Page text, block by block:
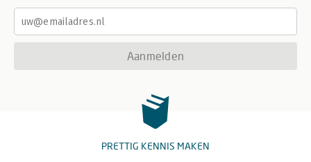
Aanmelden
PRETTIG KENNIS MAKEN